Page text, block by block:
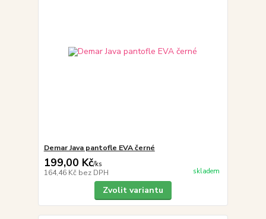
Demar Java pantofle EVA černé
199,00 Kč/ks
164,46 Kč bez DPH skladem
Zvolit variantu